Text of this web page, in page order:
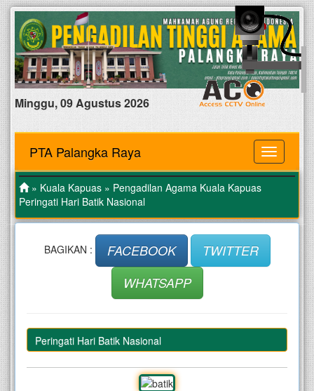
Minggu, 09 Agustus 2026
MENU
PTA Palangka Raya
» Kuala Kapuas » Pengadilan Agama Kuala Kapuas
Peringati Hari Batik Nasional
BAGIKAN : FACEBOOK
TWITTER
WHATSAPP
Peringati Hari Batik Nasional